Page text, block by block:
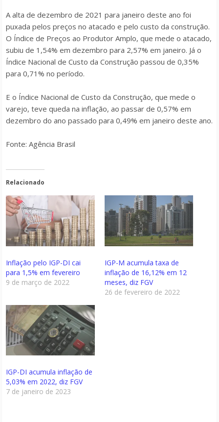
A alta de dezembro de 2021 para janeiro deste ano foi
puxada pelos preços no atacado e pelo custo da construção.
O Índice de Preços ao Produtor Amplo, que mede o atacado,
subiu de 1,54% em dezembro para 2,57% em janeiro. Já o
Índice Nacional de Custo da Construção passou de 0,35%
para 0,71% no período.
E o Índice Nacional de Custo da Construção, que mede o
varejo, teve queda na inflação, ao passar de 0,57% em
dezembro do ano passado para 0,49% em janeiro deste ano.
Fonte: Agência Brasil
Relacionado
Inflação pelo IGP-DI cai
para 1,5% em fevereiro
9 de março de 2022
IGP-M acumula taxa de
inflação de 16,12% em 12
meses, diz FGV
26 de fevereiro de 2022
IGP-DI acumula inflação de
5,03% em 2022, diz FGV
7 de janeiro de 2023